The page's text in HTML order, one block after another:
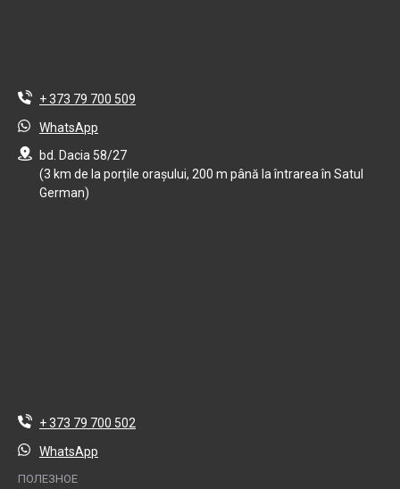
+ 373 79 700 509
WhatsApp
bd. Dacia 58/27
(3 km de la porțile orașului, 200 m până la întrarea în Satul
German)
+ 373 79 700 502
WhatsApp
ПОЛЕЗНОЕ